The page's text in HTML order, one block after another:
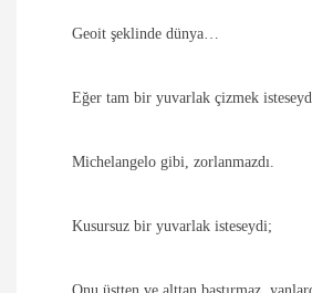
Geoit şeklinde dünya…
Eğer tam bir yuvarlak çizmek
Michelangelo gibi, zorlanmazdı.
Kusursuz bir yuvarlak isteseydi;